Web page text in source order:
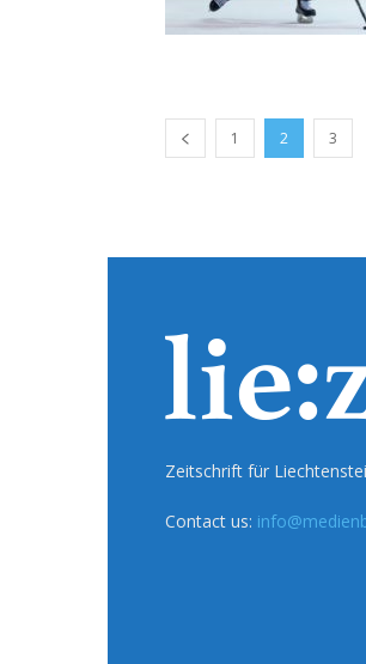
1 2 3
Zeitschrift für
Contact us: